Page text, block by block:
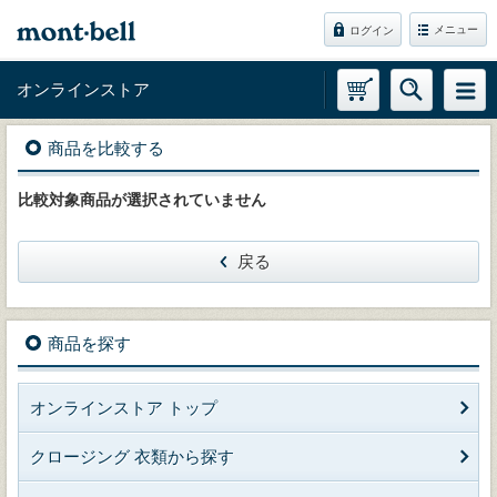
ログイン メニュー
オンラインストア
商品を比較する
比較対象商品が選択されていません
戻る
商品を探す
オンラインストア トップ
クロージング 衣類から探す